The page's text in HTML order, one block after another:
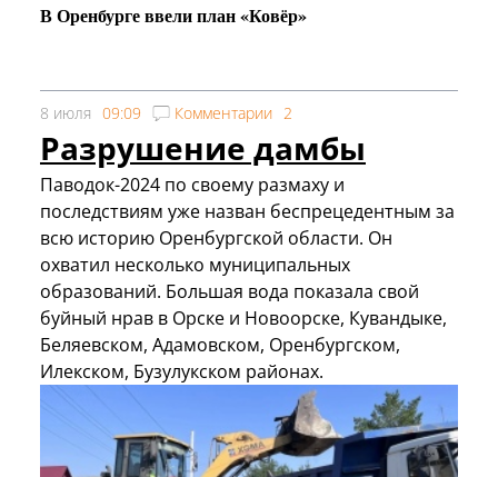
В Оренбурге ввели план «Ковёр»
8 июля 09:09 Комментарии 2
Разрушение дамбы
Паводок-2024 по своему размаху и
последствиям уже назван беспрецедентным за
всю историю Оренбургской области. Он
охватил несколько муниципальных
образований. Большая вода показала свой
буйный нрав в Орске и Новоорске, Кувандыке,
Беляевском, Адамовском, Оренбургском,
Илекском, Бузулукском районах.